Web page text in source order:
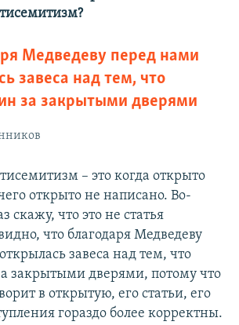
Медведеву перед нами
завеса над тем, что
за закрытыми дверями
– это когда открыто
открыто не написано. Во-
скажу, что это не статья
что благодаря Медведеву
завеса над тем, что
закрытыми дверями, потому что
в открытую, его статьи, его
гораздо более корректны.